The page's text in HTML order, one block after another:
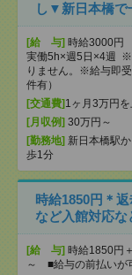
し▼新日本橋で
[給 与] 時給3000円
実働5h×週5日×4週 ※
りません。※給与即
件有）
[交通費] 1ヶ月3万円
[月収例] 30万円～
[勤務地] 新日本橋駅
歩1分
時給1850円＊
など入館対応
[給 与] 時給1850円
～ ■給与の前払いが